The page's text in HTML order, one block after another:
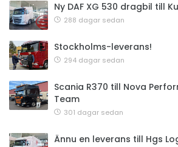
Ny DAF XG 530 dragbil till
288 dagar sedan
Stockholms-leverans!
294 dagar sedan
Scania R370 till Nova
Team
301 dagar sedan
Ännu en leverans till Hgs